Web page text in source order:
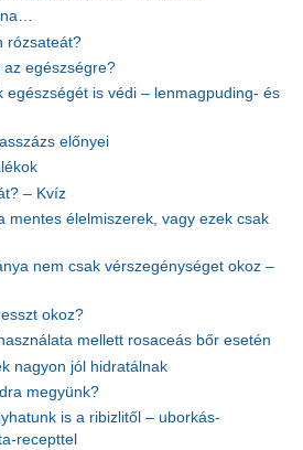
rózsateát?
egészségre?
egészségét is védi – lenmagpuding- és
előnyei
– Kvíz
mentes élelmiszerek, vagy ezek csak
nem csak vérszegénységet okoz –
okoz?
mellett rosaceás bőr esetén
nagyon jól hidratálnak
megyünk?
is a ribizlitől – uborkás-
recepttel